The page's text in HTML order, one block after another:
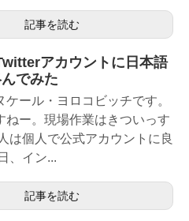
記事を読む
アカウントに日本語
でみた
ケール・ヨロコビッチです。
ねー。現場作業はきついっす
は個人で公式アカウントに良
、イン...
記事を読む